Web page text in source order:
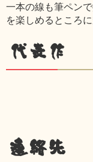
一本の線も筆ペン
を楽しめるところ
代表作
連絡先